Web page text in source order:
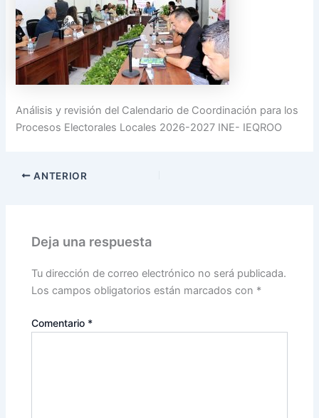
Análisis y revisión del Calendario de Coordinación para los
Procesos Electorales Locales 2026-2027 INE- IEQROO
ANTERIOR
Deja una respuesta
Tu dirección de correo electrónico no será publicada.
Los campos obligatorios están marcados con *
Comentario *